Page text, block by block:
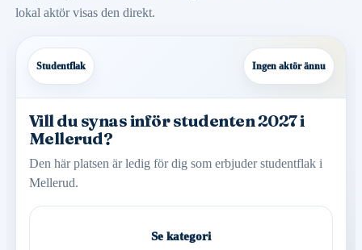
lokal aktör visas den direkt.
Studentflak Ingen aktör ännu
Vill du synas inför studenten 2027 i
Mellerud?
Den här platsen är ledig för dig som erbjuder studentflak i
Mellerud.
Se kategori